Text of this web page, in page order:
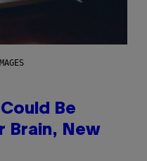
Be
Brain, New